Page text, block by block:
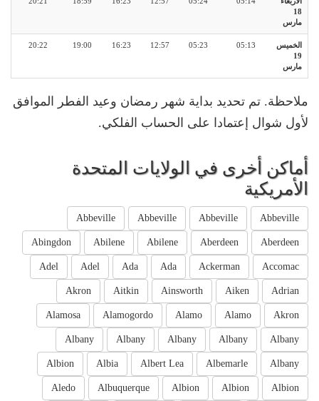
18
مارس
الخميس
19
مارس
05:13
05:23
12:57
16:23
19:00
20:22
ملاحظة. تم تحديد بداية شهر رمضان وعيد الفطر الموافق
لأول شوال إعتمادا على الحساب الفلكي.
أماكن أخرى في الولايات المتحدة
الأمريكية
Abbeville
Abbeville
Abbeville
Abbeville
Aberdeen
Aberdeen
Abilene
Abilene
Abingdon
Accomac
Ackerman
Ada
Ada
Adel
Adel
Adrian
Aiken
Ainsworth
Aitkin
Akron
Akron
Alamo
Alamo
Alamogordo
Alamosa
Albany
Albany
Albany
Albany
Albany
Albany
Albemarle
Albert Lea
Albia
Albion
Albion
Albion
Albion
Albuquerque
Aledo